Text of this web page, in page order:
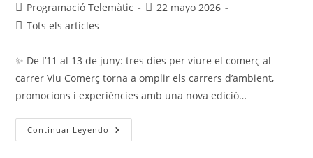
Programació Telemàtic
22 mayo 2026
Tots els articles
✨ De l’11 al 13 de juny: tres dies per viure el comerç al
carrer Viu Comerç torna a omplir els carrers d’ambient,
promocions i experiències amb una nova edició…
Continuar Leyendo